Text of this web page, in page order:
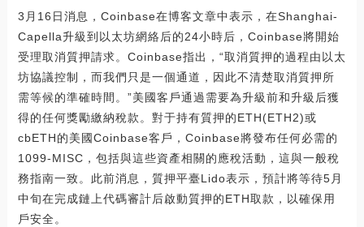
3月16日消息，Coinbase在博客文章中表示，在Shanghai-
Capella升級到以太坊網絡后的24小時后，Coinbase將開始
受理取消質押請求。Coinbase指出，“取消質押的過程由以太
坊協議控制，而我們只是一個通道，因此不清楚取消質押所
需等候的準確時間。”美國客戶通過需要為升級前和升級后獲
得的任何獎勵繳納稅款。對于持有質押的ETH(ETH2)或
cbETH的美國Coinbase客戶，Coinbase將發布任何必需的
1099-MISC，包括與這些資產相關的應稅活動，這與一般稅
務指南一致。此前消息，質押平臺Lido表示，預計將等待5月
中旬在完成鏈上代碼審計后啟動質押的ETH取款，以確保用
戶安全。